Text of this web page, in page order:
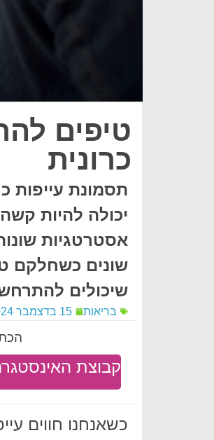
טיפים
כרונית
תסמונת עייפות
יכולה להיות
אסטרטגיות
שונים כשחלקם
שיכולים
בריאות 15 בדצמבר 2024
קבוצת
כשאנחנו חווים